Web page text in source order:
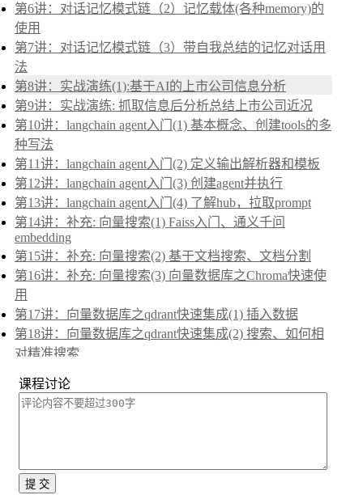
第6讲：对话记忆模式链（2）记忆载体(各种memory)的
使用
第7讲：对话记忆模式链（3）带自我总结的记忆对话用
法
第8讲：实战演练(1):基于AI的上市公司信息分析
第9讲：实战演练: 抓取信息后分析总结上市公司近况
第10讲：langchain agent入门(1) 基本概念、创建tools的多
种写法
第11讲：langchain agent入门(2) 定义输出解析器和模板
第12讲：langchain agent入门(3) 创建agent并执行
第13讲：langchain agent入门(4) 了解hub，拉取prompt
第14讲：补充: 向量搜索(1) Faiss入门、通义千问
embedding
第15讲：补充: 向量搜索(2) 基于文档搜索、文档分割
第16讲：补充: 向量搜索(3) 向量数据库之Chroma快速使
用
第17讲：向量数据库之qdrant快速集成(1) 插入数据
第18讲：向量数据库之qdrant快速集成(2) 搜索、如何相
对精准搜索
RunnablePassthrough
第20讲：传说中的RAG是什么、基本代码写法
第23讲：langchain整合selenium4.x进行无头浏览器抓取
课程讨论
提 交